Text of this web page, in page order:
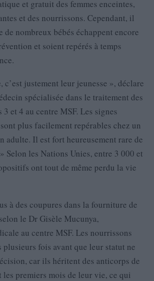
et gratuit des femmes enceintes,
et des nourrissons. Cependant, il
de nombreux bébés échappent encore
et soient repérés à temps
c’est justement leur jeunesse », déclare
spécialisée dans le traitement des
3 et 4 au centre MSF. Les signes
plus facilement repérables chez un
adulte. Il est fort heureusement rare de
Selon les Nations Unies, entre 3 000 et
ont tout de même perdu la vie
à des coupures dans la fourniture de
le Dr Gisèle Mucunya,
au centre MSF. Les nourrissons
plusieurs fois avant que leur statut ne
car ils héritent des anticorps de
les premiers mois de leur vie, ce qui